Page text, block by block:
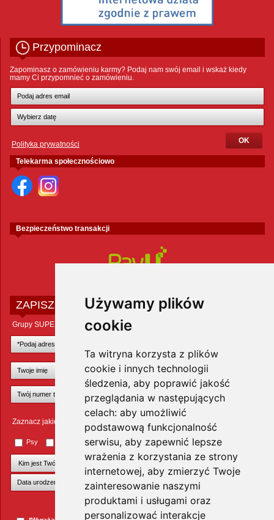
Używamy plików
cookie
Ta witryna korzysta z plików
cookie i innych technologii
śledzenia, aby poprawić jakość
przeglądania w następujących
celach: aby umożliwić
podstawową funkcjonalność
serwisu, aby zapewnić lepsze
wrażenia z korzystania ze strony
internetowej, aby zmierzyć Twoje
zainteresowanie naszymi
produktami i usługami oraz
personalizować interakcje
Przypominacz
Zapominasz o zamówieniu karmy? Podaj nam swój email i wskaż kiedy
mamy Ci przypomnieć o zamówieniu.
Polityka prywatności
Telekarma społecznościowo
Bezpieczeństwo transakcji
ZAPISZ SIĘ DO NEWSLETTERA
Grupy SUPER ZOO POLAND Sp. z o.o.
Zaznacz jakie zwierzęta Cię interesują
Psy Małe ssaki Ptaki Inne zwierzęta
+Dodaj kolejnego pupila